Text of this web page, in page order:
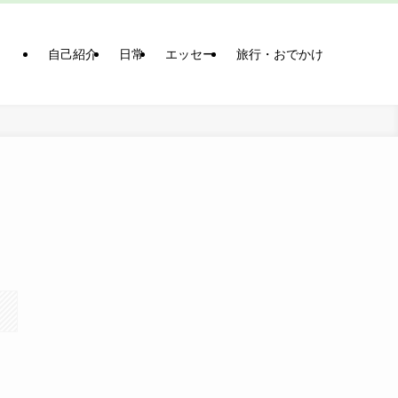
自己紹介 日常 エッセー 旅行・おでかけ